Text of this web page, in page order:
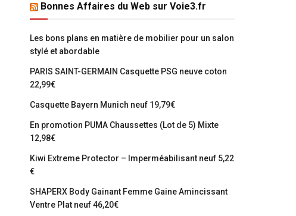
Bonnes Affaires du Web sur Voie3.fr
Les bons plans en matière de mobilier pour un salon
stylé et abordable
PARIS SAINT-GERMAIN Casquette PSG neuve coton
22,99€
Casquette Bayern Munich neuf 19,79€
En promotion PUMA Chaussettes (Lot de 5) Mixte
12,98€
Kiwi Extreme Protector – Imperméabilisant neuf 5,22
€
SHAPERX Body Gainant Femme Gaine Amincissant
Ventre Plat neuf 46,20€